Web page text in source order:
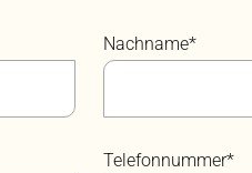
Nachname*
Telefonnummer*